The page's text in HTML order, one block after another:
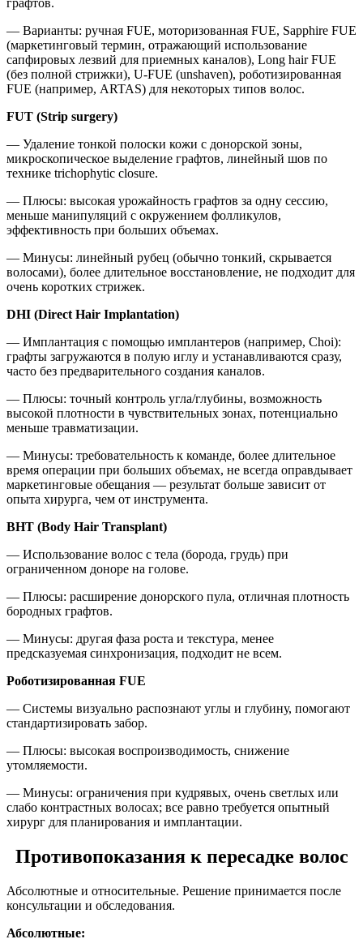
— Варианты: ручная FUE, моторизованная FUE, Sapphire FUE
(маркетинговый термин, отражающий использование
сапфировых лезвий для приемных каналов), Long hair FUE
(без полной стрижки), U-FUE (unshaven), роботизированная
FUE (например, ARTAS) для некоторых типов волос.
FUT (Strip surgery)
— Удаление тонкой полоски кожи с донорской зоны,
микроскопическое выделение графтов, линейный шов по
технике trichophytic closure.
— Плюсы: высокая урожайность графтов за одну сессию,
меньше манипуляций с окружением фолликулов,
эффективность при больших объемах.
— Минусы: линейный рубец (обычно тонкий, скрывается
волосами), более длительное восстановление, не подходит для
очень коротких стрижек.
DHI (Direct Hair Implantation)
— Имплантация с помощью имплантеров (например, Choi):
графты загружаются в полую иглу и устанавливаются сразу,
часто без предварительного создания каналов.
— Плюсы: точный контроль угла/глубины, возможность
высокой плотности в чувствительных зонах, потенциально
меньше травматизации.
— Минусы: требовательность к команде, более длительное
время операции при больших объемах, не всегда оправдывает
маркетинговые обещания — результат больше зависит от
опыта хирурга, чем от инструмента.
BHT (Body Hair Transplant)
— Использование волос с тела (борода, грудь) при
ограниченном доноре на голове.
— Плюсы: расширение донорского пула, отличная плотность
бородных графтов.
— Минусы: другая фаза роста и текстура, менее
предсказуемая синхронизация, подходит не всем.
Роботизированная FUE
— Системы визуально распознают углы и глубину, помогают
стандартизировать забор.
— Плюсы: высокая воспроизводимость, снижение
утомляемости.
— Минусы: ограничения при кудрявых, очень светлых или
слабо контрастных волосах; все равно требуется опытный
хирург для планирования и имплантации.
Противопоказания к пересадке волос
Абсолютные и относительные. Решение принимается после
консультации и обследования.
Абсолютные: